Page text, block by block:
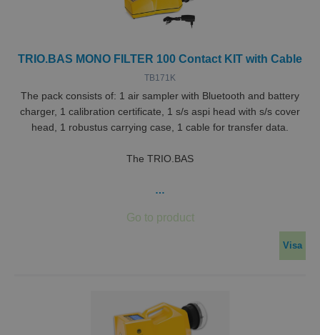
TRIO.BAS MONO FILTER 100 Contact KIT with Cable
TB171K
The pack consists of: 1 air sampler with Bluetooth and battery
charger, 1 calibration certificate, 1 s/s aspi head with s/s cover
head, 1 robustus carrying case, 1 cable for transfer data.
The TRIO.BAS
…
Visa